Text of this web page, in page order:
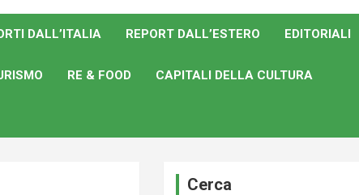
DALL’ITALIA REPORT DALL’ESTERO EDITORIALI
RE & FOOD CAPITALI DELLA CULTURA
Cerca